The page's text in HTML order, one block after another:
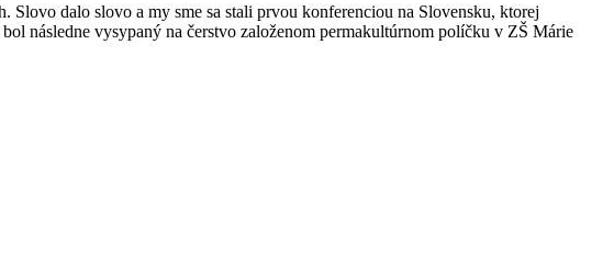
dalo slovo a my sme sa stali prvou konferenciou na Slovensku, ktorej
následne vysypaný na čerstvo založenom permakultúrnom políčku v ZŠ Márie